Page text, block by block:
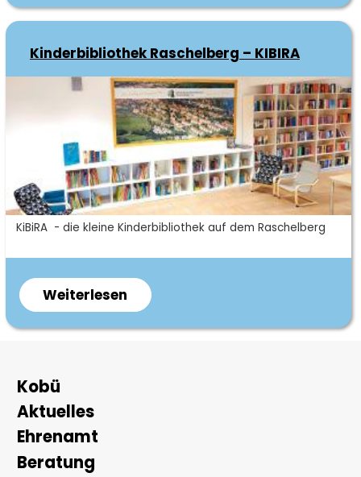
"Niederhäslicher
Kinderbibliothek Raschelberg – KIBIRA
Kurzbeschreibung
KiBiRA - die kleine Kinderbibliothek auf dem Raschelberg
Weiterlesen über
Kinderbibliothek
Raschelberg
Hauptnavigation
Kobü
Aktuelles
Ehrenamt
Beratung